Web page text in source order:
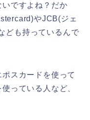
いですよね？だか
やJCB(ジェ
ども持っているんで
スカードを使って
っている人など、